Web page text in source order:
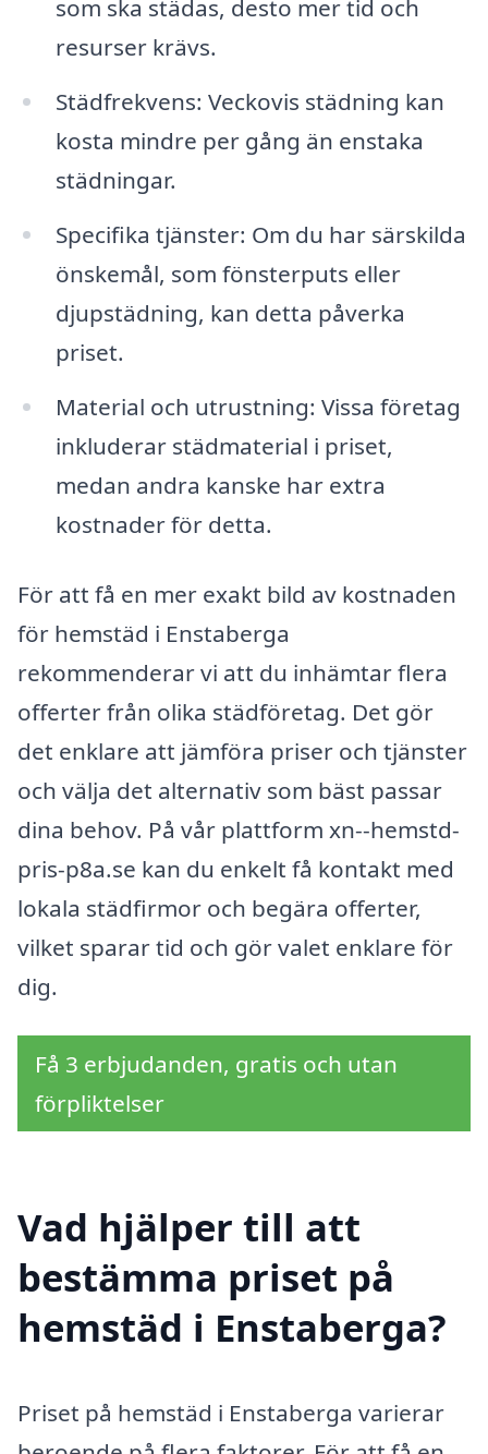
som ska städas, desto mer tid och
resurser krävs.
Städfrekvens: Veckovis städning kan
kosta mindre per gång än enstaka
städningar.
Specifika tjänster: Om du har särskilda
önskemål, som fönsterputs eller
djupstädning, kan detta påverka
priset.
Material och utrustning: Vissa företag
inkluderar städmaterial i priset,
medan andra kanske har extra
kostnader för detta.
För att få en mer exakt bild av kostnaden
för hemstäd i Enstaberga
rekommenderar vi att du inhämtar flera
offerter från olika städföretag. Det gör
det enklare att jämföra priser och tjänster
och välja det alternativ som bäst passar
dina behov. På vår plattform xn--hemstd-
pris-p8a.se kan du enkelt få kontakt med
lokala städfirmor och begära offerter,
vilket sparar tid och gör valet enklare för
dig.
Få 3 erbjudanden, gratis och utan
förpliktelser
Vad hjälper till att
bestämma priset på
hemstäd i Enstaberga?
Priset på hemstäd i Enstaberga varierar